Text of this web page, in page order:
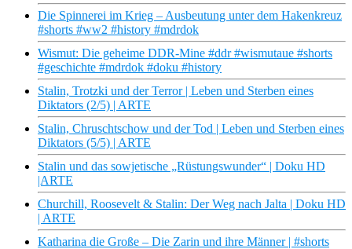
Die Spinnerei im Krieg – Ausbeutung unter dem Hakenkreuz
#shorts #ww2 #history #mdrdok
Wismut: Die geheime DDR-Mine #ddr #wismutaue #shorts
#geschichte #mdrdok #doku #history
Stalin, Trotzki und der Terror | Leben und Sterben eines
Diktators (2/5) | ARTE
Stalin, Chruschtschow und der Tod | Leben und Sterben eines
Diktators (5/5) | ARTE
Stalin und das sowjetische „Rüstungswunder“ | Doku HD
|ARTE
Churchill, Roosevelt & Stalin: Der Weg nach Jalta | Doku HD
| ARTE
Katharina die Große – Die Zarin und ihre Männer | #shorts